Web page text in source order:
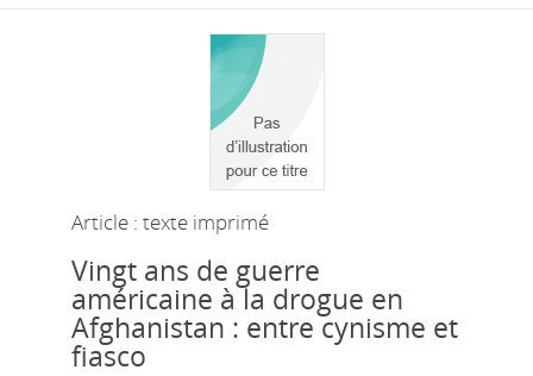
Article : texte imprimé
Vingt ans de guerre
américaine à la drogue en
Afghanistan : entre cynisme et
fiasco